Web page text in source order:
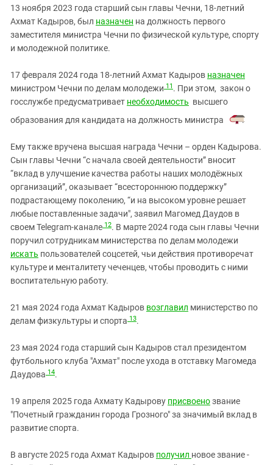
13 ноября 2023 года старший сын главы Чечни, 18-летний
Ахмат Кадыров, был назначен на должность первого
заместителя министра Чечни по физической культуре, спорту
и молодежной политике.
17 февраля 2024 года 18-летний Ахмат Кадыров назначен
министром Чечни по делам молодежи 11 . При этом, закон о
госслужбе предусматривает необходимость высшего
образования для кандидата на должность министра
.
Ему также вручена высшая награда Чечни – орден Кадырова.
Сын главы Чечни “с начала своей деятельности” вносит
“вклад в улучшение качества работы наших молодёжных
организаций”, оказывает “всестороннюю поддержку”
подрастающему поколению, “и на высоком уровне решает
любые поставленные задачи", заявил Магомед Даудов в
своем Telegram-канале 12. В марте 2024 года сын главы Чечни
поручил сотрудникам министерства по делам молодежи
искать пользователей соцсетей, чьи действия противоречат
культуре и менталитету чеченцев, чтобы проводить с ними
воспитательную работу.
21 мая 2024 года Ахмат Кадыров возглавил министерство по
делам физкультуры и спорта 13.
23 мая 2024 года старший сын Кадыров стал президентом
футбольного клуба "Ахмат" после ухода в отставку Магомеда
Даудова 14.
19 апреля 2025 года Ахмату Кадырову присвоенозвание
"Почетный гражданин города Грозного" за значимый вклад в
развитие спорта.
В августе 2025 года Ахмат Кадыров получил новое звание -